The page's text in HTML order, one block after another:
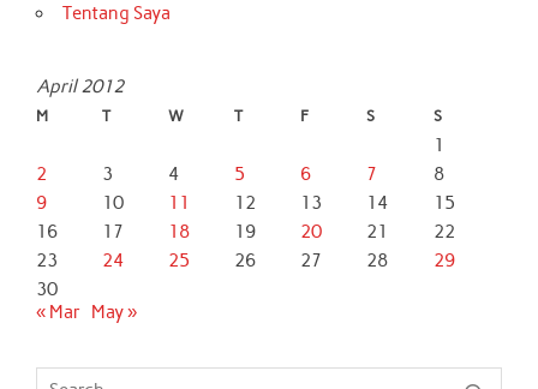
Tentang Saya
April 2012
M T W T F S S
1
2
3 4 5 6 7
8
9
10 11 12 13 14
15
16
17 18 19 20 21
22
23
24 25 26 27 28
29
30
« Mar May »